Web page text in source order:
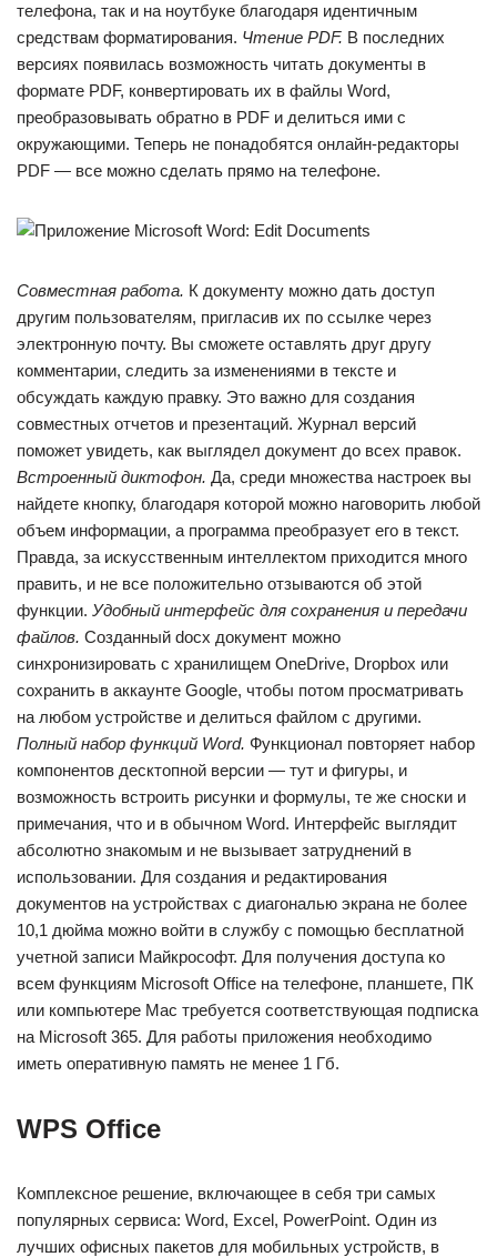
телефона, так и на ноутбуке благодаря идентичным
средствам форматирования. Чтение PDF. В последних
версиях появилась возможность читать документы в
формате PDF, конвертировать их в файлы Word,
преобразовывать обратно в PDF и делиться ими с
окружающими. Теперь не понадобятся онлайн-редакторы
PDF — все можно сделать прямо на телефоне.
Совместная работа. К документу можно дать доступ
другим пользователям, пригласив их по ссылке через
электронную почту. Вы сможете оставлять друг другу
комментарии, следить за изменениями в тексте и
обсуждать каждую правку. Это важно для создания
совместных отчетов и презентаций. Журнал версий
поможет увидеть, как выглядел документ до всех правок.
Встроенный диктофон. Да, среди множества настроек вы
найдете кнопку, благодаря которой можно наговорить любой
объем информации, а программа преобразует его в текст.
Правда, за искусственным интеллектом приходится много
править, и не все положительно отзываются об этой
функции. Удобный интерфейс для сохранения и передачи
файлов. Созданный docx документ можно
синхронизировать с хранилищем OneDrive, Dropbox или
сохранить в аккаунте Google, чтобы потом просматривать
на любом устройстве и делиться файлом с другими.
Полный набор функций Word. Функционал повторяет набор
компонентов десктопной версии — тут и фигуры, и
возможность встроить рисунки и формулы, те же сноски и
примечания, что и в обычном Word. Интерфейс выглядит
абсолютно знакомым и не вызывает затруднений в
использовании. Для создания и редактирования
документов на устройствах с диагональю экрана не более
10,1 дюйма можно войти в службу с помощью бесплатной
учетной записи Майкрософт. Для получения доступа ко
всем функциям Microsoft Office на телефоне, планшете, ПК
или компьютере Mac требуется соответствующая подписка
на Microsoft 365. Для работы приложения необходимо
иметь оперативную память не менее 1 Гб.
WPS Office
Комплексное решение, включающее в себя три самых
популярных сервиса: Word, Excel, PowerPoint. Один из
лучших офисных пакетов для мобильных устройств, в